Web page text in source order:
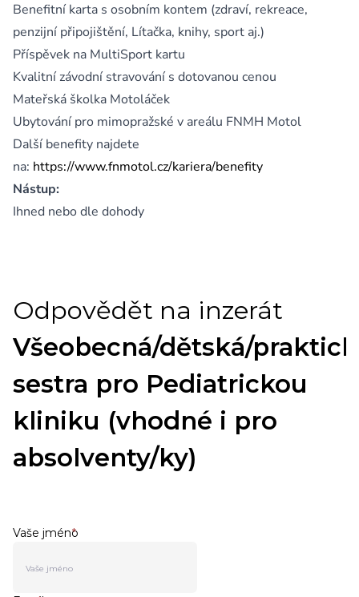
Benefitní karta s osobním kontem (zdraví, rekreace,
penzijní připojištění, Lítačka, knihy, sport aj.)
Příspěvek na MultiSport kartu
Kvalitní závodní stravování s dotovanou cenou
Mateřská školka Motoláček
Ubytování pro mimopražské v areálu FNMH Motol
Další benefity najdete
na: https://www.fnmotol.cz/kariera/benefity
Nástup:
Ihned nebo dle dohody